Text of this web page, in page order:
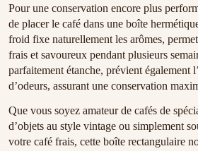
Pour une conservation encore plus
de placer le café dans une boîte
froid fixe naturellement les arômes,
frais et savoureux pendant plusieurs
parfaitement étanche, prévient également
d’odeurs, assurant une conservation
Que vous soyez amateur de cafés de
d’objets au style vintage ou simplement
votre café frais, cette boîte rectangulaire